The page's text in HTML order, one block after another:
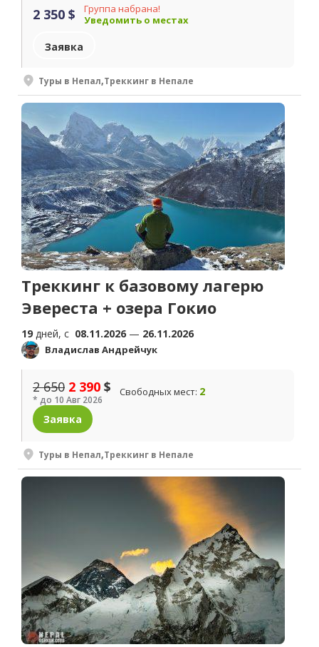
2 350 $
Группа набрана!
Уведомить о местах
Заявка
Туры в Непал,Треккинг в Непале
Треккинг к базовому лагерю
Эвереста + озера Гокио
19 дней, c 08.11.2026 — 26.11.2026
Владислав Андрейчук
2 650 2 390 $
* до 10 Авг 2026
Свободных мест: 2
Заявка
Туры в Непал,Треккинг в Непале